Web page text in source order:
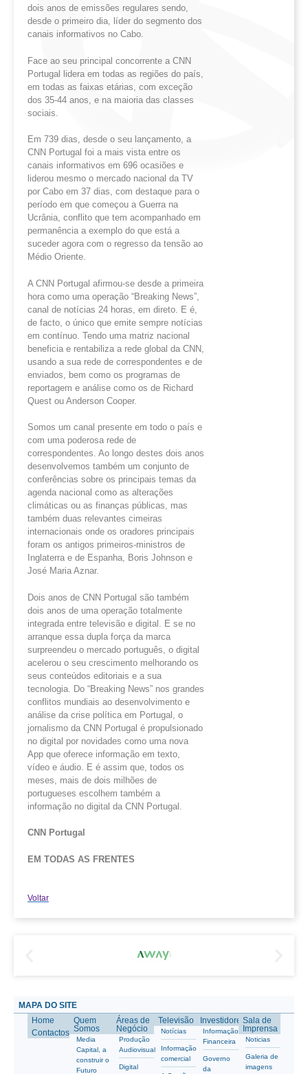
dois anos de emissões regulares sendo,
desde o primeiro dia, líder do segmento dos
canais informativos no Cabo.
Face ao seu principal concorrente a CNN
Portugal lidera em todas as regiões do país,
em todas as faixas etárias, com exceção
dos 35-44 anos, e na maioria das classes
sociais.
Em 739 dias, desde o seu lançamento, a
CNN Portugal foi a mais vista entre os
canais informativos em 696 ocasiões e
liderou mesmo o mercado nacional da TV
por Cabo em 37 dias, com destaque para o
período em que começou a Guerra na
Ucrânia, conflito que tem acompanhado em
permanência a exemplo do que está a
suceder agora com o regresso da tensão ao
Médio Oriente.
A CNN Portugal afirmou-se desde a primeira
hora como uma operação “Breaking News”,
canal de notícias 24 horas, em direto. E é,
de facto, o único que emite sempre notícias
em contínuo. Tendo uma matriz nacional
beneficia e rentabiliza a rede global da CNN,
usando a sua rede de correspondentes e de
enviados, bem como os programas de
reportagem e análise como os de Richard
Quest ou Anderson Cooper.
Somos um canal presente em todo o país e
com uma poderosa rede de
correspondentes. Ao longo destes dois anos
desenvolvemos também um conjunto de
conferências sobre os principais temas da
agenda nacional como as alterações
climáticas ou as finanças públicas, mas
também duas relevantes cimeiras
internacionais onde os oradores principais
foram os antigos primeiros-ministros de
Inglaterra e de Espanha, Boris Johnson e
José Maria Aznar.
Dois anos de CNN Portugal são também
dois anos de uma operação totalmente
integrada entre televisão e digital. E se no
arranque essa dupla força da marca
surpreendeu o mercado português, o digital
acelerou o seu crescimento melhorando os
seus conteúdos editoriais e a sua
tecnologia. Do “Breaking News” nos grandes
conflitos mundiais ao desenvolvimento e
análise da crise política em Portugal, o
jornalismo da CNN Portugal é propulsionado
no digital por novidades como uma nova
App que oferece informação em texto,
vídeo e áudio. E é assim que, todos os
meses, mais de dois milhões de
portugueses escolhem também a
informação no digital da CNN Portugal.
CNN Portugal
EM TODAS AS FRENTES
Voltar
MAPA DO SITE
Home
Contactos
Quem
Somos
Media
Capital, a
construir o
Futuro
Áreas de
Negócio
Produção
Audiovisual
Digital
Televisão
Notícias
Informação
comercial
Investidores
Informação
Financeira
Governo
da
Sala de
Imprensa
Noticias
Galeria de
imagens